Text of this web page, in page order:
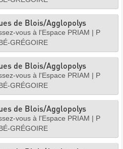
de Blois/Agglopolys
vous à l'Espace PRIAM | P
GRÉGOIRE
de Blois/Agglopolys
vous à l'Espace PRIAM | P
GRÉGOIRE
de Blois/Agglopolys
vous à l'Espace PRIAM | P
GRÉGOIRE